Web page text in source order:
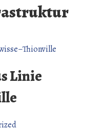
Linie